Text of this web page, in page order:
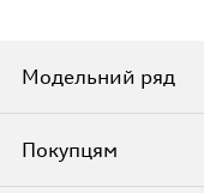
Модельний ряд
Покупцям